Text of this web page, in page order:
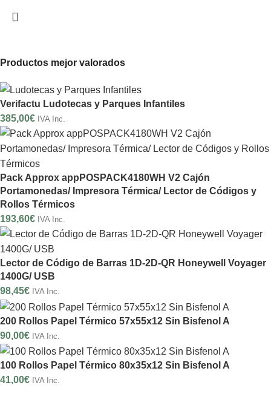
Productos mejor valorados
Verifactu Ludotecas y Parques Infantiles
385,00€ IVA Inc.
Pack Approx appPOSPACK4180WH V2 Cajón
Portamonedas/ Impresora Térmica/ Lector de Códigos y
Rollos Térmicos
193,60€ IVA Inc.
Lector de Código de Barras 1D-2D-QR Honeywell Voyager
1400G/ USB
98,45€ IVA Inc.
200 Rollos Papel Térmico 57x55x12 Sin Bisfenol A
90,00€ IVA Inc.
100 Rollos Papel Térmico 80x35x12 Sin Bisfenol A
41,00€ IVA Inc.